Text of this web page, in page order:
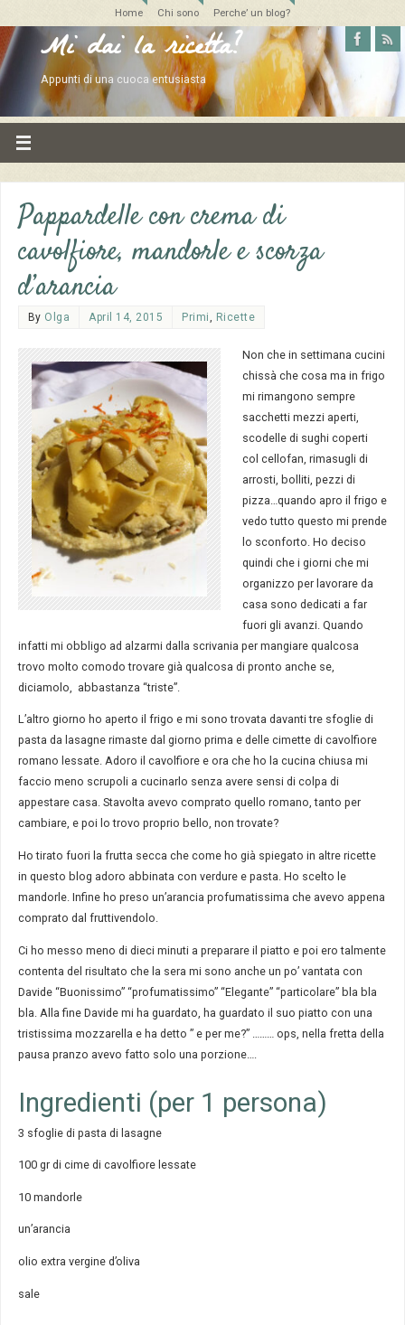
Home Chi sono Perche’ un blog?
Mi dai la ricetta?
Appunti di una cuoca entusiasta
Pappardelle con crema di
cavolfiore, mandorle e scorza
d’arancia
By Olga April 14, 2015 Primi, Ricette
Non che in settimana cucini
chissà che cosa ma in frigo
mi rimangono sempre
sacchetti mezzi aperti,
scodelle di sughi coperti
col cellofan, rimasugli di
arrosti, bolliti, pezzi di
pizza…quando apro il frigo e
vedo tutto questo mi prende
lo sconforto. Ho deciso
quindi che i giorni che mi
organizzo per lavorare da
casa sono dedicati a far
fuori gli avanzi. Quando
infatti mi obbligo ad alzarmi dalla scrivania per mangiare qualcosa
trovo molto comodo trovare già qualcosa di pronto anche se,
diciamolo, abbastanza “triste”.
L’altro giorno ho aperto il frigo e mi sono trovata davanti tre sfoglie di
pasta da lasagne rimaste dal giorno prima e delle cimette di cavolfiore
romano lessate. Adoro il cavolfiore e ora che ho la cucina chiusa mi
faccio meno scrupoli a cucinarlo senza avere sensi di colpa di
appestare casa. Stavolta avevo comprato quello romano, tanto per
cambiare, e poi lo trovo proprio bello, non trovate?
Ho tirato fuori la frutta secca che come ho già spiegato in altre ricette
in questo blog adoro abbinata con verdure e pasta. Ho scelto le
mandorle. Infine ho preso un’arancia profumatissima che avevo appena
comprato dal fruttivendolo.
Ci ho messo meno di dieci minuti a preparare il piatto e poi ero talmente
contenta del risultato che la sera mi sono anche un po’ vantata con
Davide “Buonissimo” “profumatissimo” “Elegante” “particolare” bla bla
bla. Alla fine Davide mi ha guardato, ha guardato il suo piatto con una
tristissima mozzarella e ha detto ” e per me?” ……… ops, nella fretta della
pausa pranzo avevo fatto solo una porzione….
Ingredienti (per 1 persona)
3 sfoglie di pasta di lasagne
100 gr di cime di cavolfiore lessate
10 mandorle
un’arancia
olio extra vergine d’oliva
sale